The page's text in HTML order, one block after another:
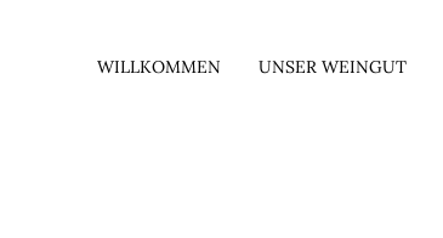
WILLKOMMEN UNSER WEINGUT